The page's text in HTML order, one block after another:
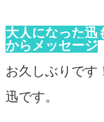
大人になった迅
からメッセージ
お久しぶりです
迅です。